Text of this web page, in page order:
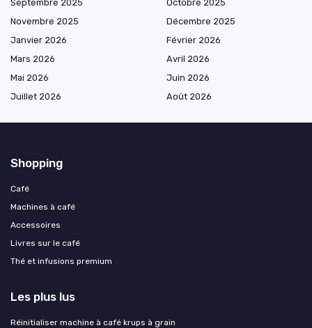
Septembre 2025
Octobre 2025
Novembre 2025
Décembre 2025
Janvier 2026
Février 2026
Mars 2026
Avril 2026
Mai 2026
Juin 2026
Juillet 2026
Août 2026
Shopping
Café
Machines à café
Accessoires
Livres sur le café
Thé et infusions premium
Les plus lus
Réinitialiser machine à café krups à grain